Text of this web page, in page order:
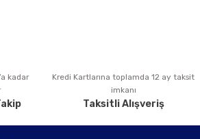
Gönder
kadar
Kredi Kartlarına toplamda 12 ay taksit
imkanı
Taksitli Alışveriş